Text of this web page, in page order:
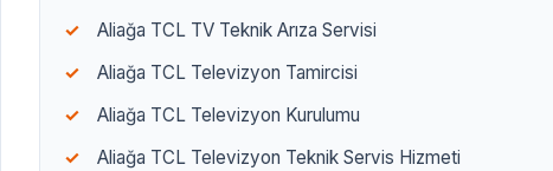
Aliağa TCL TV Teknik Arıza Servisi
Aliağa TCL Televizyon Tamircisi
Aliağa TCL Televizyon Kurulumu
Aliağa TCL Televizyon Teknik Servis Hizmeti